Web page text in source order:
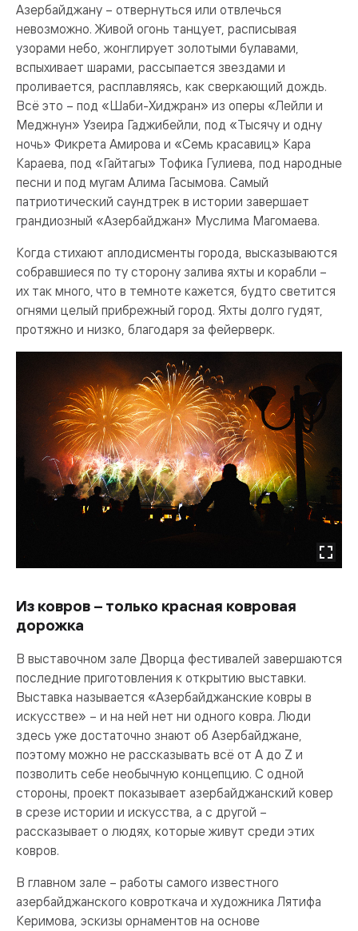
Азербайджану – отвернуться или отвлечься
невозможно. Живой огонь танцует, расписывая
узорами небо, жонглирует золотыми булавами,
вспыхивает шарами, рассыпается звездами и
проливается, расплавляясь, как сверкающий дождь.
Всё это – под «Шаби-Хиджран» из оперы «Лейли и
Меджнун» Узеира Гаджибейли, под «Тысячу и одну
ночь» Фикрета Амирова и «Семь красавиц» Кара
Караева, под «Гайтагы» Тофика Гулиева, под народные
песни и под мугам Алима Гасымова. Самый
патриотический саундтрек в истории завершает
грандиозный «Азербайджан» Муслима Магомаева.
Когда стихают аплодисменты города, высказываются
собравшиеся по ту сторону залива яхты и корабли –
их так много, что в темноте кажется, будто светится
огнями целый прибрежный город. Яхты долго гудят,
протяжно и низко, благодаря за фейерверк.
Из ковров – только красная ковровая
дорожка
В выставочном зале Дворца фестивалей завершаются
последние приготовления к открытию выставки.
Выставка называется «Азербайджанские ковры в
искусстве» – и на ней нет ни одного ковра. Люди
здесь уже достаточно знают об Азербайджане,
поэтому можно не рассказывать всё от А до Z и
позволить себе необычную концепцию. С одной
стороны, проект показывает азербайджанский ковер
в срезе истории и искусства, а с другой –
рассказывает о людях, которые живут среди этих
ковров.
В главном зале – работы самого известного
азербайджанского ковроткача и художника Лятифа
Керимова, эскизы орнаментов на основе